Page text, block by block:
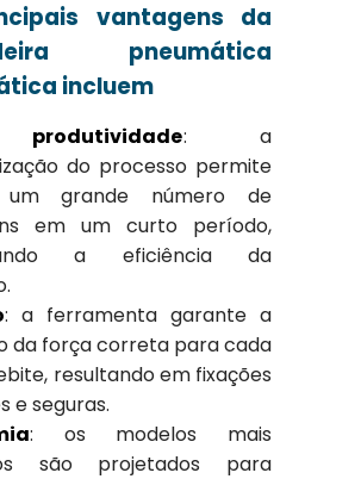
vantagens da
pneumática
incluem
: a
do processo permite
um grande número de
em um curto período,
a eficiência da
: a ferramenta garante a
da força correta para cada
resultando em fixações
e seguras.
: os modelos mais
são projetados para